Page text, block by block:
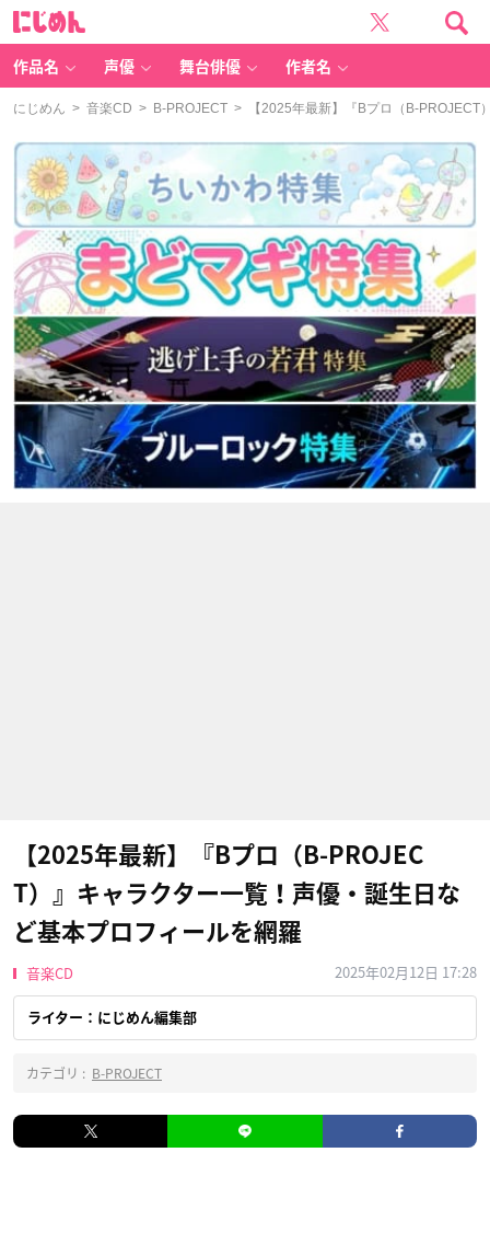
作品名 声優 舞台俳優 作者名
にじめん > 音楽CD > B-PROJECT > 【2025年最新】『Bプロ（B-PROJECT
【2025年最新】『Bプロ（B-PROJEC
T）』キャラクター一覧！声優・誕生日な
ど基本プロフィールを網羅
音楽CD 2025年02月12日 17:28
ライター：にじめん編集部
カテゴリ : B-PROJECT